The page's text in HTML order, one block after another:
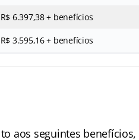
R$ 6.397,38 + benefícios
R$ 3.595,16 + benefícios
aos seguintes benefícios,